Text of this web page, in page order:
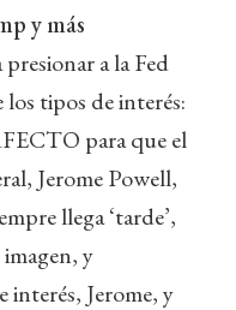
y más
a la Fed
tipos de interés:
para que el
Jerome Powell,
llega ‘tarde’,
y
interés, Jerome, y